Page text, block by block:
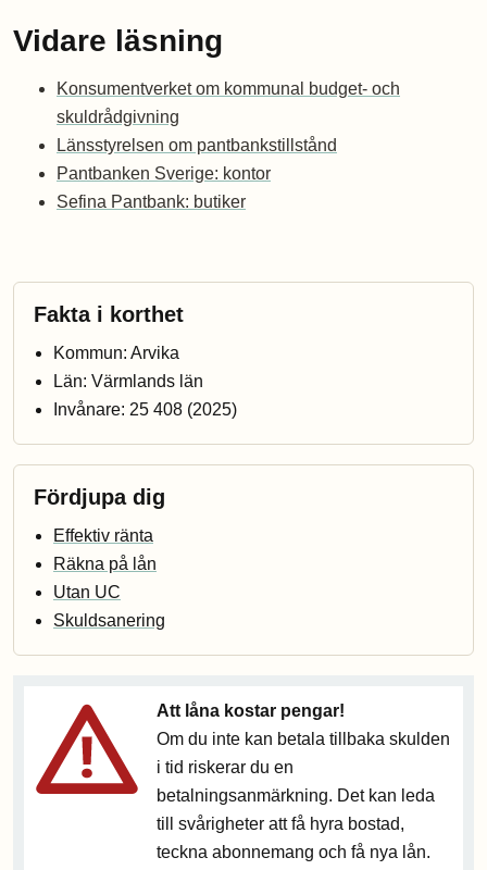
Vidare läsning
Konsumentverket om kommunal budget- och
skuldrådgivning
Länsstyrelsen om pantbankstillstånd
Pantbanken Sverige: kontor
Sefina Pantbank: butiker
Fakta i korthet
Kommun: Arvika
Län: Värmlands län
Invånare: 25 408 (2025)
Fördjupa dig
Effektiv ränta
Räkna på lån
Utan UC
Skuldsanering
Att låna kostar pengar!
Om du inte kan betala tillbaka skulden
i tid riskerar du en
betalningsanmärkning. Det kan leda
till svårigheter att få hyra bostad,
teckna abonnemang och få nya lån.